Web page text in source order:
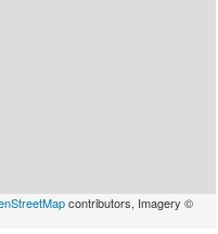
contributors, Imagery ©